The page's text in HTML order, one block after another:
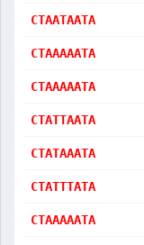
CTAATAATA
CTAAAAATA
CTAAAAATA
CTATTAATA
CTATAAATA
CTATTTATA
CTAAAAATA